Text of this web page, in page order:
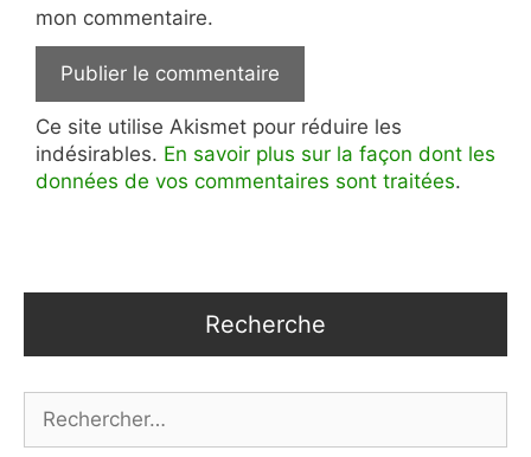
mon commentaire.
Ce site utilise Akismet pour réduire les
indésirables. En savoir plus sur la façon dont les
données de vos commentaires sont traitées.
Recherche